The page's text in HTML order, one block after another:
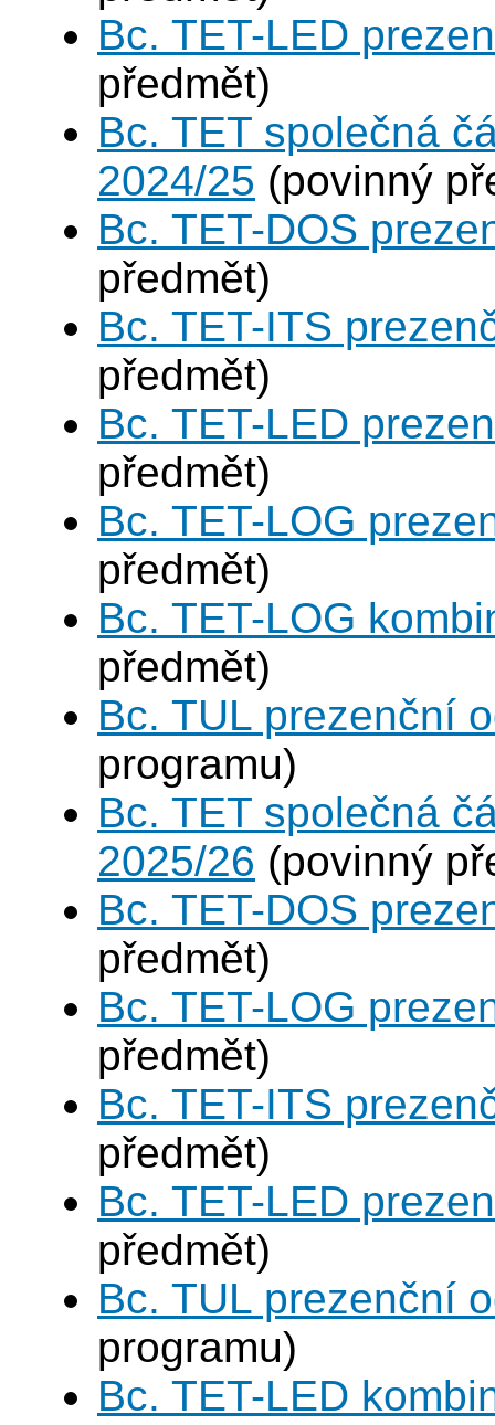
Bc. TET-LED
předmět)
Bc. TET společná
2024/25 (povinný
Bc. TET-DOS
předmět)
Bc. TET-ITS
předmět)
Bc. TET-LED
předmět)
Bc. TET-LOG
předmět)
Bc. TET-LOG
předmět)
Bc. TUL prezenční
programu)
Bc. TET společná
2025/26 (povinný
Bc. TET-DOS
předmět)
Bc. TET-LOG
předmět)
Bc. TET-ITS
předmět)
Bc. TET-LED
předmět)
Bc. TUL prezenční
programu)
Bc. TET-LED